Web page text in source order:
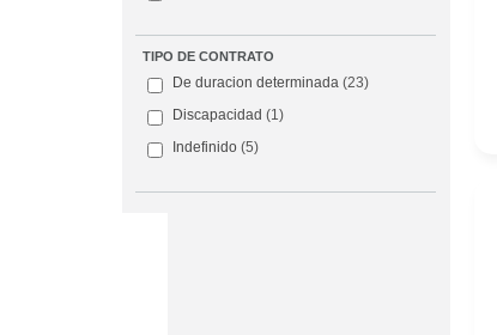
TIPO DE CONTRATO
De duracion determinada (23)
Discapacidad (1)
Indefinido (5)